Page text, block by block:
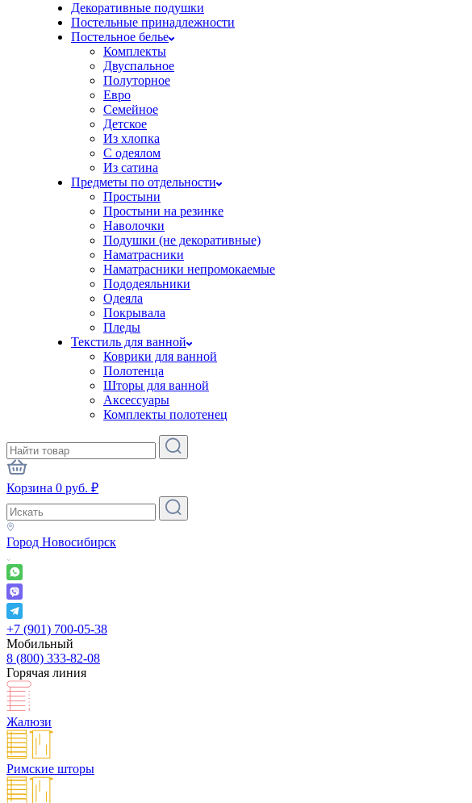
Декоративные подушки
Постельные принадлежности
Постельное белье
Комплекты
Двуспальное
Полуторное
Евро
Семейное
Детское
Из хлопка
С одеялом
Из сатина
Предметы по отдельности
Простыни
Простыни на резинке
Наволочки
Подушки (не декоративные)
Наматрасники
Наматрасники непромокаемые
Пододеяльники
Одеяла
Покрывала
Пледы
Текстиль для ванной
Коврики для ванной
Полотенца
Шторы для ванной
Аксессуары
Комплекты полотенец
Корзина 0 руб. ₽
Город Новосибирск
+7 (901) 700-05-38
Мобильный
8 (800) 333-82-08
Горячая линия
Жалюзи
Римские шторы